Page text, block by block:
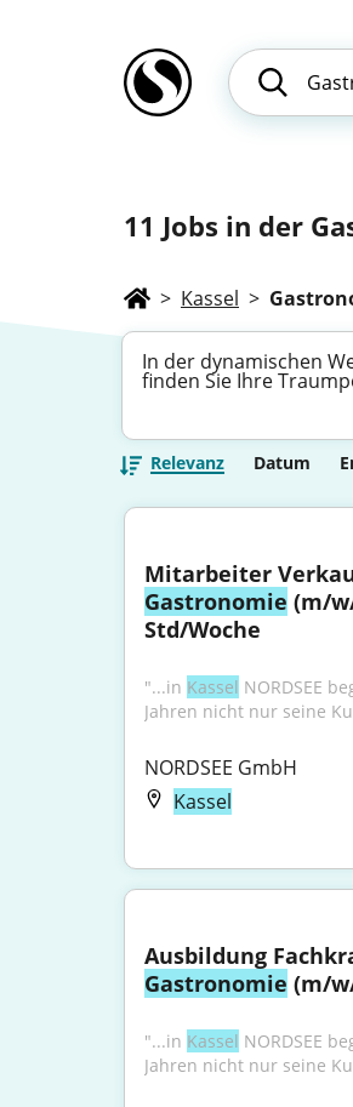
11 Jobs in der
> Kassel >
In der dynamischen
finden Sie Ihre
Relevanz Datum
Gastronomie (m/
Std/Woche
"...in Kassel NORDSEE
Jahren nicht nur seine
NORDSEE GmbH
Kassel
Gastronomie (m/
"...in Kassel NORDSEE
Jahren nicht nur seine